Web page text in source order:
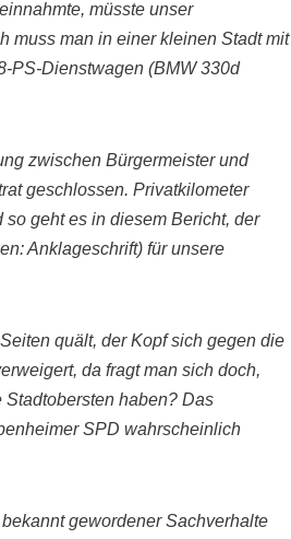
müsste unser
muss man in einer kleinen Stadt mit
PS-Dienstwagen (BMW 330d
zwischen Bürgermeister und
geschlossen. Privatkilometer
so geht es in diesem Bericht, der
Anklageschrift) für unsere
quält, der Kopf sich gegen die
da fragt man sich doch,
haben? Das
SPD wahrscheinlich
gewordener Sachverhalte